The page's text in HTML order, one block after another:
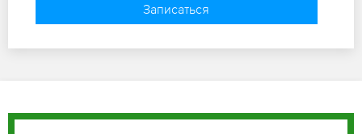
Записаться